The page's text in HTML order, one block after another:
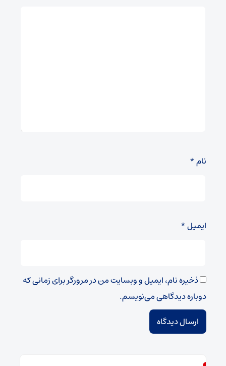
نام*
ایمیل*
ذخیره نام، ایمیل و وبسایت من در مرورگر برای زمانی که
دوباره دیدگاهی می‌نویسم.